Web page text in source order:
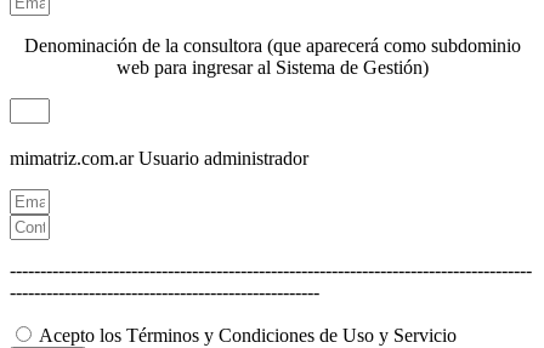
Denominación de la consultora (que aparecerá como subdominio
web para ingresar al Sistema de Gestión)
mimatriz.com.ar Usuario administrador
--------------------------------------------------------------------------------------
---------------------------------------------------
Acepto los Términos y Condiciones de Uso y Servicio